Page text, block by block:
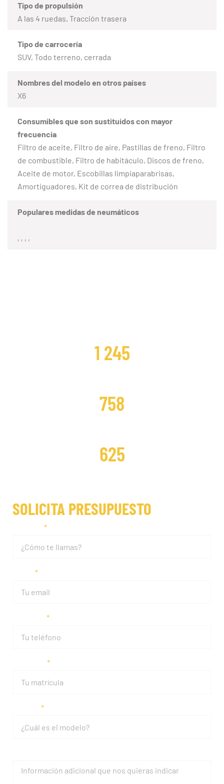
Tipo de propulsión
A las 4 ruedas, Tracción trasera
Tipo de carrocería
SUV, Todo terreno, cerrada
Nombres del modelo en otros países
X6
Consumibles que son sustituidos con mayor
frecuencia
Filtro de aceite, Filtro de aire, Pastillas de freno, Filtro
de combustible, Filtro de habitáculo, Discos de freno,
Aceite de motor, Escobillas limpiaparabrisas,
Amortiguadores, Kit de correa de distribución
Populares medidas de neumáticos
, , , ,
SOLICITA PRESUPUESTO
1 245
758
625